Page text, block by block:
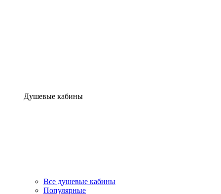
Душевые кабины
Все душевые кабины
Популярные